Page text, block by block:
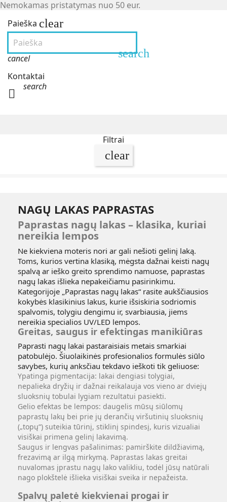
Nemokamas pristatymas nuo 50 eur.
Paieška clear
search
cancel
Kontaktai

search
Filtrai
clear
NAGŲ LAKAS PAPRASTAS
Paprastas nagų lakas – klasika, kuriai
nereikia lempos
Ne kiekviena moteris nori ar gali nešioti gelinį laką.
Toms, kurios vertina klasiką, mėgsta dažnai keisti nagų
spalvą ar ieško greito sprendimo namuose, paprastas
nagų lakas išlieka nepakeičiamu pasirinkimu.
Kategorijoje „Paprastas nagų lakas“ rasite aukščiausios
kokybės klasikinius lakus, kurie išsiskiria sodriomis
spalvomis, tolygiu dengimu ir, svarbiausia, jiems
nereikia specialios UV/LED lempos.
Greitas, saugus ir efektingas manikiūras
Paprasti nagų lakai pastaraisiais metais smarkiai
patobulėjo. Šiuolaikinės profesionalios formulės siūlo
savybes, kurių anksčiau tekdavo ieškoti tik geliuose:
Ypatinga pigmentacija: lakai dengiasi tolygiai,
nepalieka dryžių ir dažnai reikalauja vos vieno ar dviejų
sluoksnių tobulai lygiam rezultatui pasiekti.
Gelio efektas be lempos: daugelis mūsų siūlomų
paprastų lakų bei prie jų derančių viršutinių sluoksnių
(„topų“) suteikia tūrinį, stiklinį spindesį, kuris vizualiai
visiškai primena gelinį lakavimą.
Saugus ir lengvas pašalinimas: pamirškite dildžiavimą,
frezavimą ar ilgą mirkymą. Paprastas lakas greitai
nuvalomas įprastu nagų lako valikliu, todėl jūsų natūrali
nago plokštelė išlieka visiškai sveika ir nepažeista.
Spalvų paletė kiekvienai progai ir